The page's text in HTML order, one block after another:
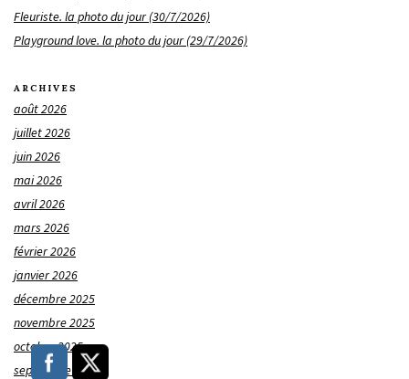
Fleuriste. la photo du jour (30/7/2026)
Playground love. la photo du jour (29/7/2026)
ARCHIVES
août 2026
juillet 2026
juin 2026
mai 2026
avril 2026
mars 2026
février 2026
janvier 2026
décembre 2025
novembre 2025
octobre 2025
septembre 2025